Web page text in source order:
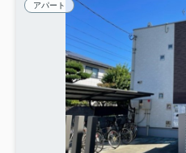
アパート